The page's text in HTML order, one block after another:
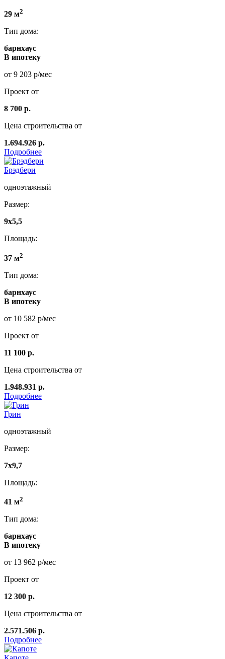
29 м2
Тип дома:
барнхаус
В ипотеку
от 9 203 р/мес
Проект от
8 700 р.
Цена строительства от
1.694.926 р.
Подробнее
Брэдбери
одноэтажный
Размер:
9х5,5
Площадь:
37 м2
Тип дома:
барнхаус
В ипотеку
от 10 582 р/мес
Проект от
11 100 р.
Цена строительства от
1.948.931 р.
Подробнее
Грин
одноэтажный
Размер:
7х9,7
Площадь:
41 м2
Тип дома:
барнхаус
В ипотеку
от 13 962 р/мес
Проект от
12 300 р.
Цена строительства от
2.571.506 р.
Подробнее